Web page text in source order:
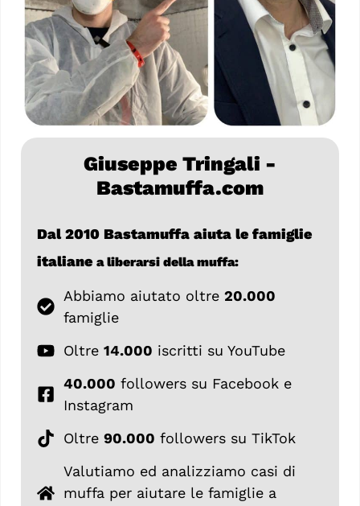
Giuseppe Tringali -
Bastamuffa.com
Dal 2010 Bastamuffa aiuta le famiglie
italiane a liberarsi della muffa:
Abbiamo aiutato oltre 20.000
famiglie
Oltre 14.000 iscritti su YouTube
40.000 followers su Facebook e
Instagram
Oltre 90.000 followers su TikTok
Valutiamo ed analizziamo casi di
muffa per aiutare le famiglie a